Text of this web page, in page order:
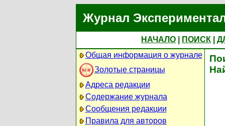
Журнал
НАЧАЛО ПОИСК
Общая информация о журнале
Золотые страницы
Адреса редакции
Содержание журнала
Сообщения редакции
Правила для авторов